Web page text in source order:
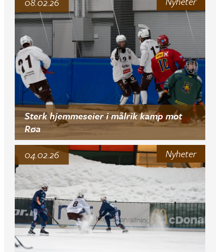
Sterk hjemmeseier i målrik kamp mot
Røa
Nyheter
04.02.26